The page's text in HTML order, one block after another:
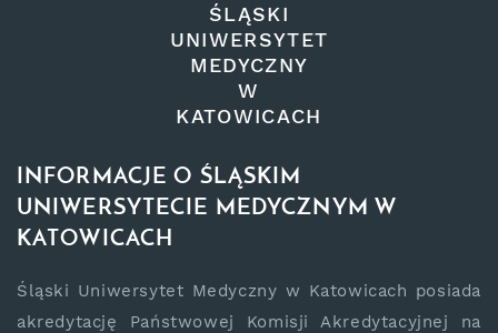
ŚLĄSKI
UNIWERSYTET
MEDYCZNY
W
KATOWICACH
INFORMACJE O ŚLĄSKIM
UNIWERSYTECIE MEDYCZNYM W
KATOWICACH
Śląski Uniwersytet Medyczny w Katowicach posiada
akredytację Państwowej Komisji Akredytacyjnej na